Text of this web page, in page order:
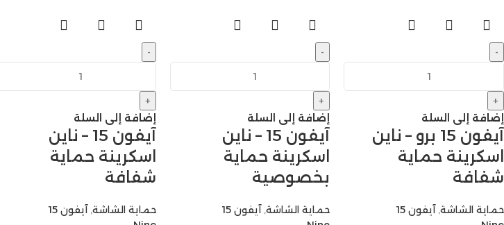
-
+
إضافة إلى السلة
آيفون 15 برو – ناين
اسكرينة حماية
شفافة
حماية الشاشة, آيفون 15
-
+
إضافة إلى السلة
آيفون 15 – ناين
اسكرينة حماية
بخصوصية
حماية الشاشة, آيفون 15
-
+
إضافة إلى السلة
آيفون 15 – ناين
اسكرينة حماية
شفافة
حماية الشاشة, آيفون 15